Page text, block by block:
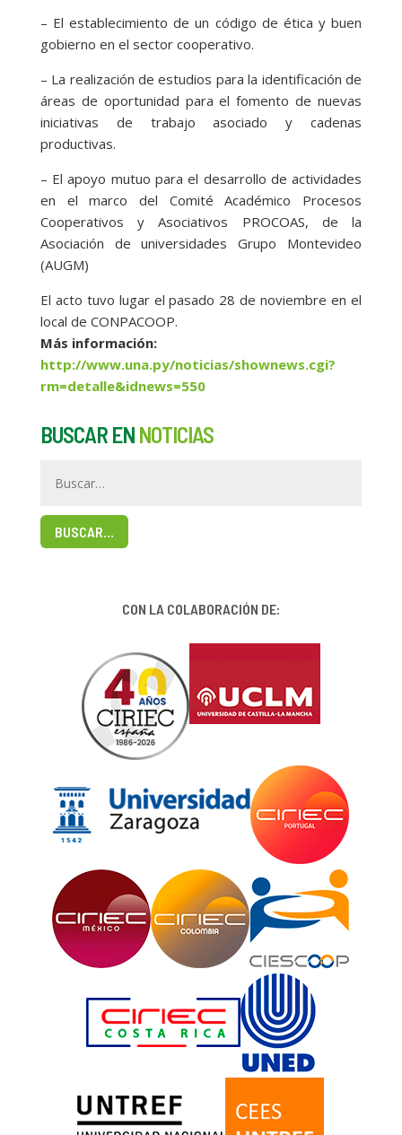
– El establecimiento de un código de ética y buen
gobierno en el sector cooperativo.
– La realización de estudios para la identificación de
áreas de oportunidad para el fomento de nuevas
iniciativas de trabajo asociado y cadenas
productivas.
– El apoyo mutuo para el desarrollo de actividades
en el marco del Comité Académico Procesos
Cooperativos y Asociativos PROCOAS, de la
Asociación de universidades Grupo Montevideo
(AUGM)
El acto tuvo lugar el pasado 28 de noviembre en el
local de CONPACOOP.
Más información:
http://www.una.py/noticias/shownews.cgi?
rm=detalle&idnews=550
BUSCAR EN NOTICIAS
BUSCAR…
CON LA COLABORACIÓN DE: